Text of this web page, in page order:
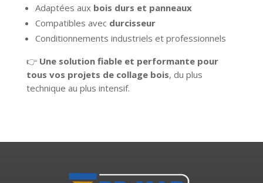
Adaptées aux bois durs et panneaux
Compatibles avec durcisseur
Conditionnements industriels et professionnels
👉 Une solution fiable et performante pour
tous vos projets de collage bois, du plus
technique au plus intensif.